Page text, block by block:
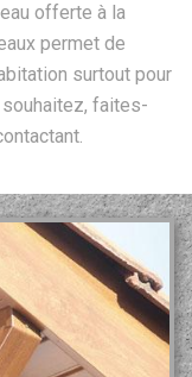
offerte à la
permet de
surtout pour
faites-